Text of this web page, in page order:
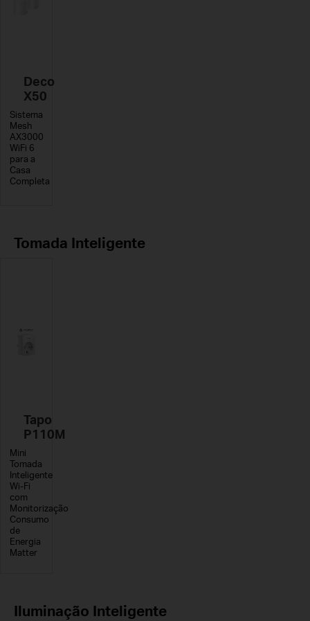
Deco
X50
Sistema
Mesh
AX3000
WiFi 6
para a
Casa
Completa
Tomada Inteligente
Tapo
P110M
Mini
Tomada
Inteligente
Wi-Fi
com
Monitorização
Consumo
de
Energia
Matter
Iluminação Inteligente